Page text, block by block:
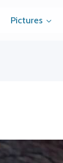
Pictures